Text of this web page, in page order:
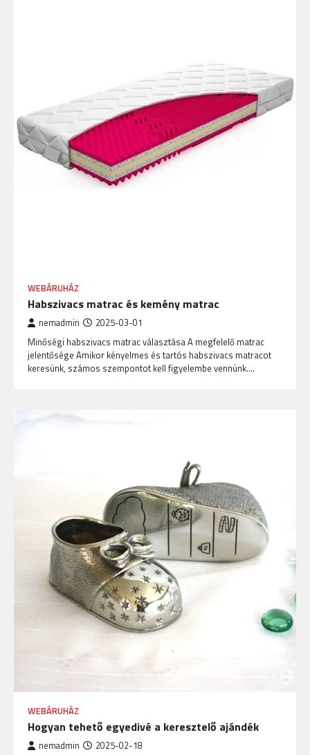
WEBÁRUHÁZ
Habszivacs matrac és kemény matrac
nemadmin 2025-03-01
Minőségi habszivacs matrac választása A megfelelő matrac
jelentősége Amikor kényelmes és tartós habszivacs matracot
keresünk, számos szempontot kell figyelembe vennünk.…
WEBÁRUHÁZ
Hogyan tehető egyedivé a keresztelő ajándék
nemadmin 2025-02-18